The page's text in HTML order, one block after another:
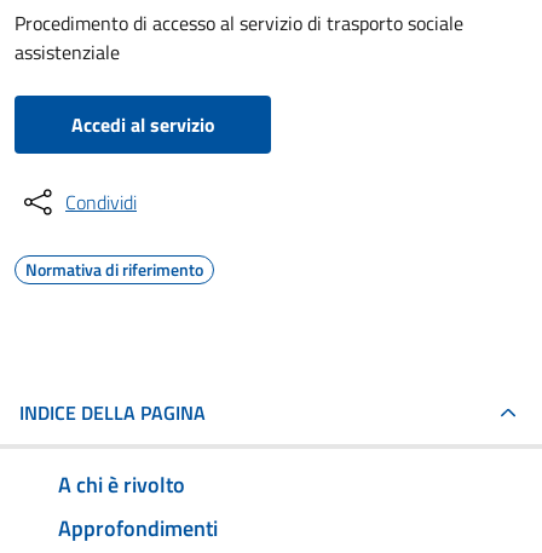
Procedimento di accesso al servizio di trasporto sociale
assistenziale
Accedi al servizio
Condividi
Normativa di riferimento
INDICE DELLA PAGINA
A chi è rivolto
Approfondimenti